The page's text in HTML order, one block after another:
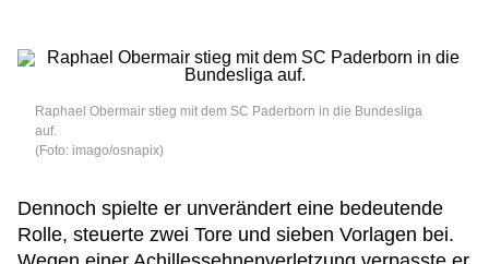
Raphael Obermair stieg mit dem SC Paderborn in die Bundesliga
auf.
(Foto: imago/osnapix)
Dennoch spielte er unverändert eine bedeutende
Rolle, steuerte zwei Tore und sieben Vorlagen bei.